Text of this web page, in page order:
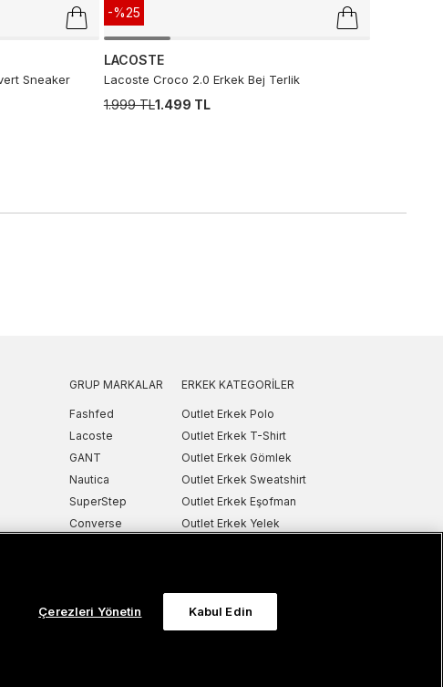
Sneaker
-%25
LACOSTE
Lacoste Croco 2.0 Erkek Bej Terlik
1.999 TL1.499 TL
GRUP MARKALAR
Fashfed
Lacoste
GANT
Nautica
SuperStep
Converse
ERKEK KATEGORILER
Outlet Erkek Polo
Outlet Erkek T-Shirt
Outlet Erkek Gömlek
Outlet Erkek Sweatshirt
Outlet Erkek Eşofman
Outlet Erkek Yelek
Çerezleri Yönetin Kabul Edin